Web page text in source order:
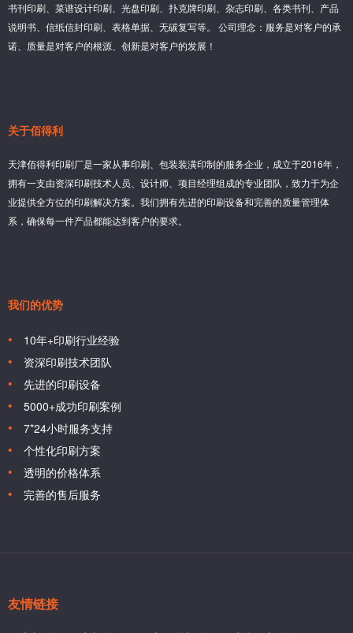
书刊印刷、菜谱设计印刷、光盘印刷、扑克牌印刷、杂志印刷、各类书刊、产品
说明书、信纸信封印刷、表格单据、无碳复写等。 公司理念：服务是对客户的承
诺、质量是对客户的根源、创新是对客户的发展！
关于佰得利
天津佰得利印刷厂是一家从事印刷、包装装潢印制的服务企业，成立于2016年，
拥有一支由资深印刷技术人员、设计师、项目经理组成的专业团队，致力于为企
业提供全方位的印刷解决方案。我们拥有先进的印刷设备和完善的质量管理体
系，确保每一件产品都能达到客户的要求。
我们的优势
10年+印刷行业经验
资深印刷技术团队
先进的印刷设备
5000+成功印刷案例
7*24小时服务支持
个性化印刷方案
透明的价格体系
完善的售后服务
友情链接